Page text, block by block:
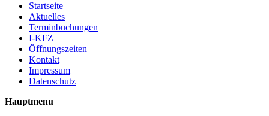
Startseite
Aktuelles
Terminbuchungen
I-KFZ
Öffnungszeiten
Kontakt
Impressum
Datenschutz
Hauptmenu